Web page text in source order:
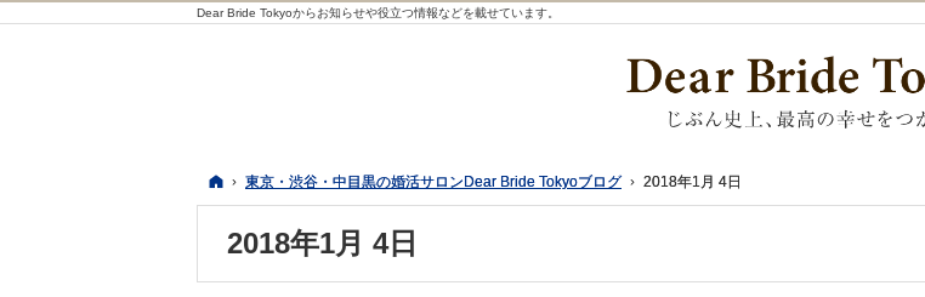
ホーム
東京・渋谷・中目黒の婚活サロンDear Bride Tokyoブログ 2018年1月 4日
2018年1月 4日
Dear Bride Tokyoからお知らせや役立つ情報などを載せています。
ホーム
東京・渋谷・中目黒の婚活サロンDear Bride Tokyoブログ 2018年1月 4日